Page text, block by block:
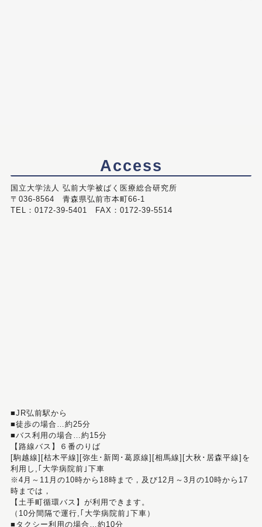
Access
国立大学法人 弘前大学被ばく医療総合研究所
〒036-8564 青森県弘前市本町66-1
TEL：0172-39-5401 FAX：0172-39-5514
■JR弘前駅から
■徒歩の場合…約25分
■バス利用の場合…約15分
【路線バス】６番のりば
[駒越線][枯木平線][弥生･新岡･葛原線][相馬線][大秋･居森平線]を
利用し,｢大学病院前｣下車
※4月～11月の10時から18時まで，及び12月～3月の10時から17
時までは，
【土手町循環バス】が利用できます。
（10分間隔で運行,｢大学病院前｣下車）
■タクシー利用の場合…約10分